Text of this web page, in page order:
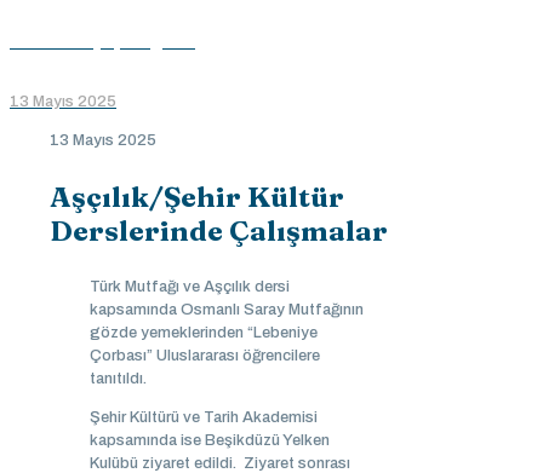
13 Mayıs 2025
13 Mayıs 2025
Aşçılık/Şehir Kültür
Derslerinde Çalışmalar
Türk Mutfağı ve Aşçılık dersi
kapsamında Osmanlı Saray Mutfağının
gözde yemeklerinden “Lebeniye
Çorbası” Uluslararası öğrencilere
tanıtıldı.
Şehir Kültürü ve Tarih Akademisi
kapsamında ise Beşikdüzü Yelken
Kulübü ziyaret edildi. Ziyaret sonrası